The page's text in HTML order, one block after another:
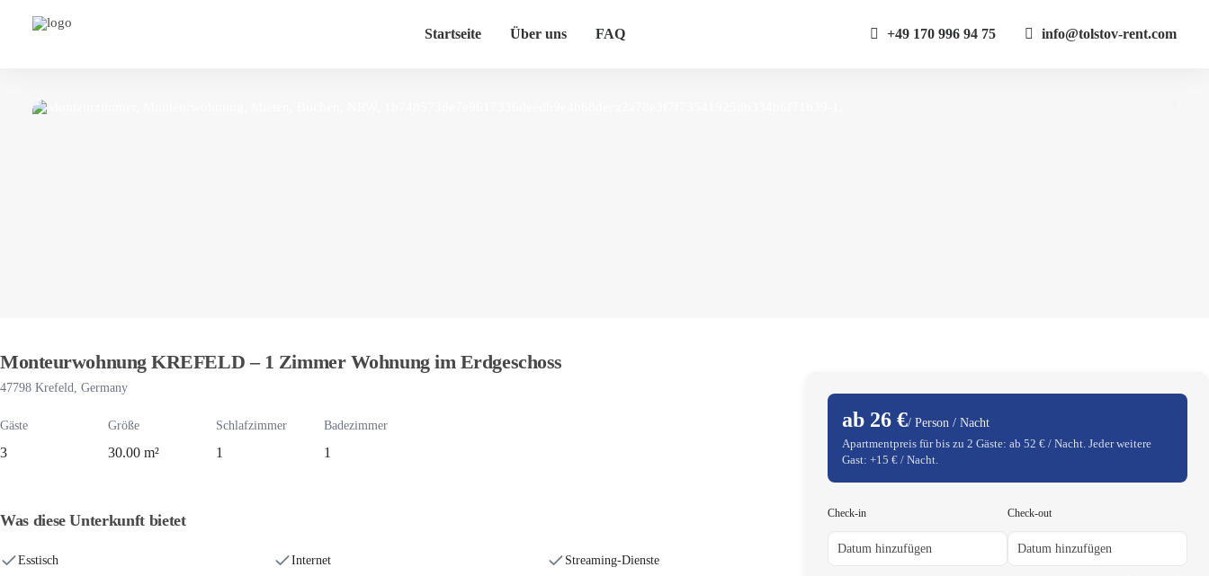
Startseite Über uns FAQ +49 170 996 94 75 info@tolstov-rent.com
Monteurwohnung KREFELD – 1 Zimmer Wohnung im Erdgeschoss
47798 Krefeld, Germany
Gäste
3
Größe
30.00 m²
Schlafzimmer
1
Badezimmer
1
Was diese Unterkunft bietet
Esstisch Internet Streaming-Dienste
ab 26 €/ Person / Nacht
Apartmentpreis für bis zu 2 Gäste: ab 52 € / Nacht. Jeder weitere
Gast: +15 € / Nacht.
Check-in Check-out